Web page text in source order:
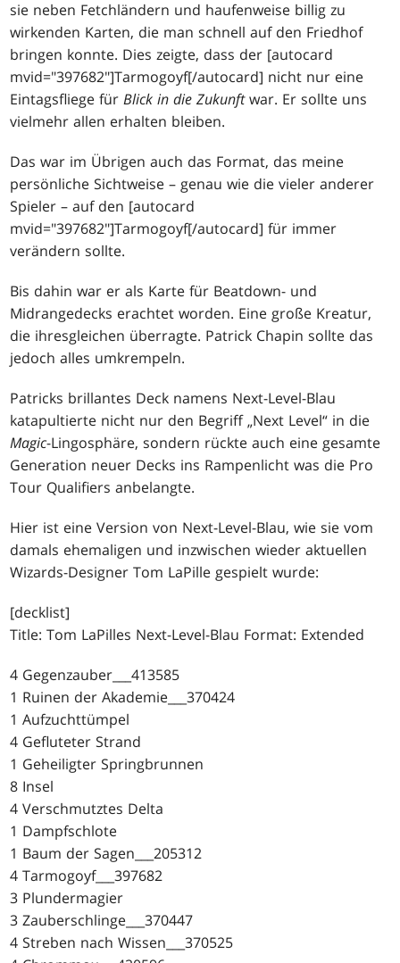
sie neben Fetchländern und haufenweise billig zu
wirkenden Karten, die man schnell auf den Friedhof
bringen konnte. Dies zeigte, dass der [autocard
mvid="397682"]Tarmogoyf[/autocard] nicht nur eine
Eintagsfliege fürBlick in die Zukunftwar. Er sollte uns
vielmehr allen erhalten bleiben.
Das war im Übrigen auch das Format, das meine
persönliche Sichtweise – genau wie die vieler anderer
Spieler – auf den [autocard
mvid="397682"]Tarmogoyf[/autocard] für immer
verändern sollte.
Bis dahin war er als Karte für Beatdown- und
Midrangedecks erachtet worden. Eine große Kreatur,
die ihresgleichen überragte. Patrick Chapin sollte das
jedoch alles umkrempeln.
Patricks brillantes Deck namens Next-Level-Blau
katapultierte nicht nur den Begriff „Next Level“ in die
Magic-Lingosphäre, sondern rückte auch eine gesamte
Generation neuer Decks ins Rampenlicht was die Pro
Tour Qualifiers anbelangte.
Hier ist eine Version von Next-Level-Blau, wie sie vom
damals ehemaligen und inzwischen wieder aktuellen
Wizards-Designer Tom LaPille gespielt wurde:
[decklist]
Title: Tom LaPilles Next-Level-Blau Format: Extended
4 Gegenzauber___413585
1 Ruinen der Akademie___370424
1 Aufzuchttümpel
4 Gefluteter Strand
1 Geheiligter Springbrunnen
8 Insel
4 Verschmutztes Delta
1 Dampfschlote
1 Baum der Sagen___205312
4 Tarmogoyf___397682
3 Plundermagier
3 Zauberschlinge___370447
4 Streben nach Wissen___370525